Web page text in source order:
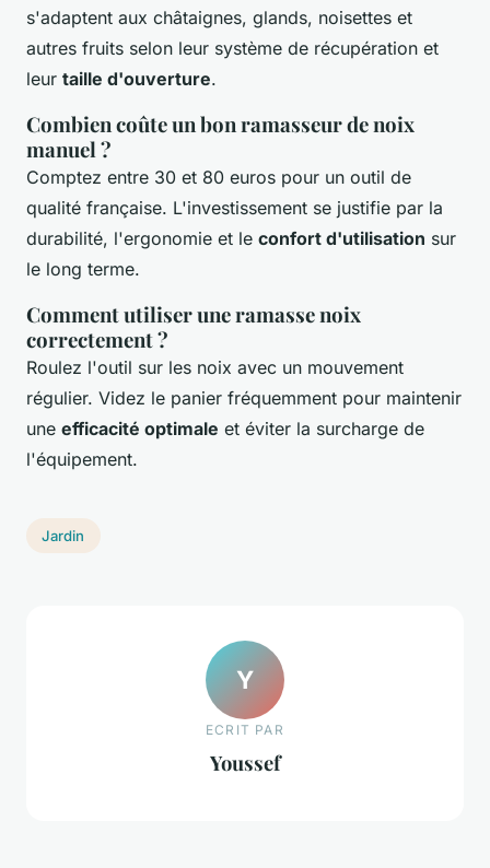
s'adaptent aux châtaignes, glands, noisettes et
autres fruits selon leur système de récupération et
leur taille d'ouverture.
Combien coûte un bon ramasseur de noix
manuel ?
Comptez entre 30 et 80 euros pour un outil de
qualité française. L'investissement se justifie par la
durabilité, l'ergonomie et le confort d'utilisation sur
le long terme.
Comment utiliser une ramasse noix
correctement ?
Roulez l'outil sur les noix avec un mouvement
régulier. Videz le panier fréquemment pour maintenir
une efficacité optimale et éviter la surcharge de
l'équipement.
Jardin
Y
ECRIT PAR
Youssef